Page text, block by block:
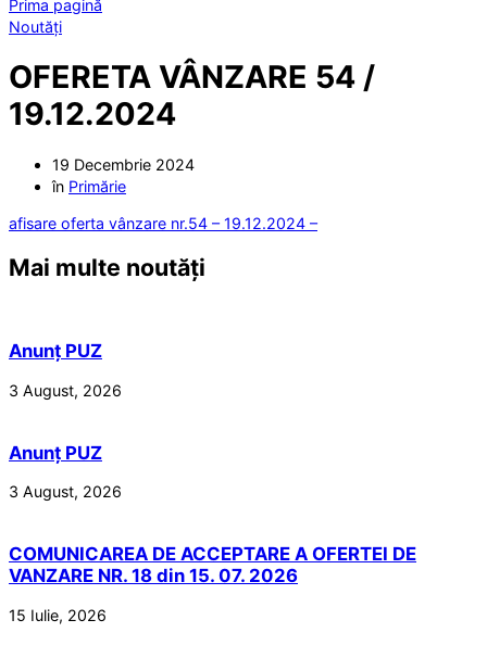
Prima pagină
Noutăți
OFERETA VÂNZARE 54 /
19.12.2024
19 Decembrie 2024
în Primărie
afisare oferta vânzare nr.54 – 19.12.2024 –
Mai multe noutăți
Anunț PUZ
3 August, 2026
Anunț PUZ
3 August, 2026
COMUNICAREA DE ACCEPTARE A OFERTEI DE
VANZARE NR. 18 din 15. 07. 2026
15 Iulie, 2026